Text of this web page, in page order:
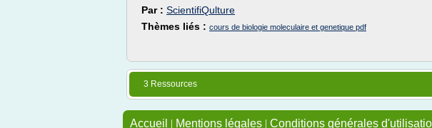
Par : ScientifiQulture
Thèmes liés : cours de biologie moleculaire et genetique pdf
3 Ressources
Accueil | Mentions légales | Conditions générales